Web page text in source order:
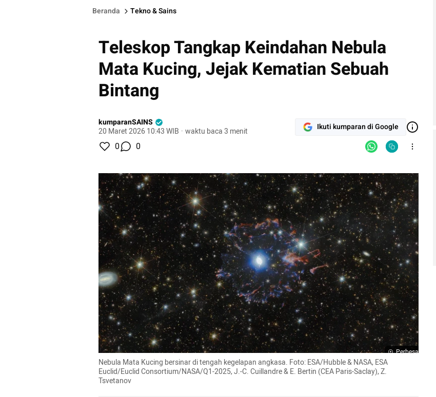
Beranda Tekno & Sains
Teleskop Tangkap Keindahan Nebula
Mata Kucing, Jejak Kematian Sebuah
Bintang
kumparanSAINS
20 Maret 2026 10:43 WIB · waktu baca 3 menit Ikuti kumparan di Google
0 0
Perbesar
Nebula Mata Kucing bersinar di tengah kegelapan angkasa. Foto: ESA/Hubble & NASA, ESA
Euclid/Euclid Consortium/NASA/Q1-2025, J.-C. Cuillandre & E. Bertin (CEA Paris-Saclay), Z.
Tsvetanov